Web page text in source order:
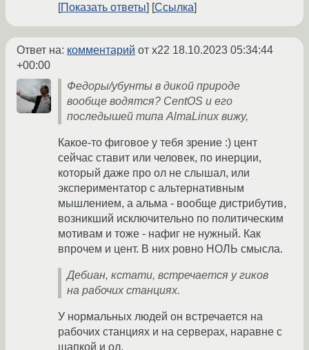
Показать ответы
Ссылка
Ответ на: комментарий от x22 18.10.2023 05:34:44
+00:00
Федоры/убунты в дикой природе
вообще водятся? CentOS и его
последышей типа AlmaLinux вижу,
Какое-то фиговое у тебя зрение :) цент
сейчас ставит или человек, по инерции,
который даже про ол не слышал, или
экспериментатор с альтернативным
мышлением, а альма - вообще дистрибутив,
возникший исключительно по политическим
мотивам и тоже - нафиг не нужный. Как
впрочем и цент. В них ровно НОЛЬ смысла.
Дебиан, кстати, встречается у гиков
на рабочих станциях.
У нормальных людей он встречается на
рабочих станциях и на серверах, наравне с
шапкой и ол.